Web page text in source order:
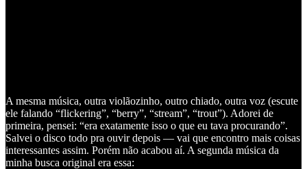
A mesma música, outra violãozinho, outro chiado, outra voz (escute
ele falando “flickering”, “berry”, “stream”, “trout”). Adorei de
primeira, pensei: “era exatamente isso o que eu tava procurando”.
Salvei o disco todo pra ouvir depois — vai que encontro mais coisas
interessantes assim. Porém não acabou aí. A segunda música da
minha busca original era essa: